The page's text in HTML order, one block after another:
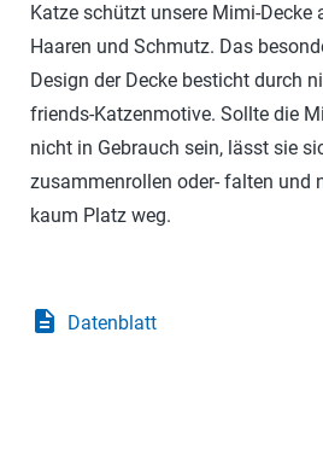
Katze schützt unsere Mimi-Decke
Haaren und Schmutz. Das
Design der Decke besticht durch
friends-Katzenmotive. Sollte die
nicht in Gebrauch sein, lässt sie
zusammenrollen oder- falten und
kaum Platz weg.
description Datenblatt